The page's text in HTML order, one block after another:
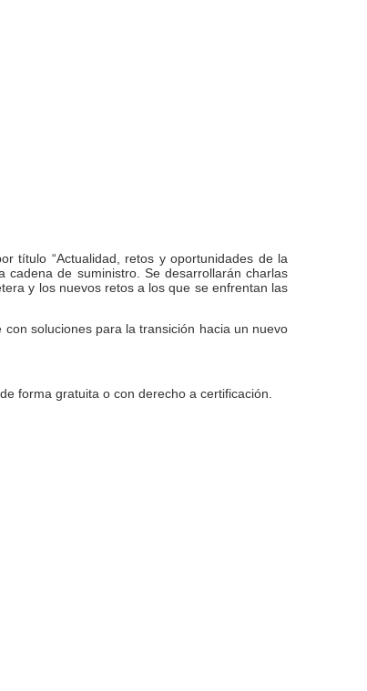
título “Actualidad, retos y oportunidades de la
cadena de suministro. Se desarrollarán charlas
y los nuevos retos a los que se enfrentan las
soluciones para la transición hacia un nuevo
forma gratuita o con derecho a certificación.